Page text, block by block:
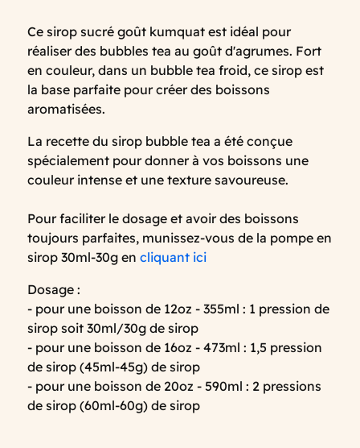
Ce sirop sucré goût kumquat est idéal pour
réaliser des bubbles tea au goût d'agrumes. Fort
en couleur, dans un bubble tea froid, ce sirop est
la base parfaite pour créer des boissons
aromatisées.
La recette du sirop bubble tea a été conçue
spécialement pour donner à vos boissons une
couleur intense et une texture savoureuse.
Pour faciliter le dosage et avoir des boissons
toujours parfaites, munissez-vous de la pompe en
sirop 30ml-30g en cliquant ici
Dosage :
- pour une boisson de 12oz - 355ml : 1 pression de
sirop soit 30ml/30g de sirop
- pour une boisson de 16oz - 473ml : 1,5 pression
de sirop (45ml-45g) de sirop
- pour une boisson de 20oz - 590ml : 2 pressions
de sirop (60ml-60g) de sirop